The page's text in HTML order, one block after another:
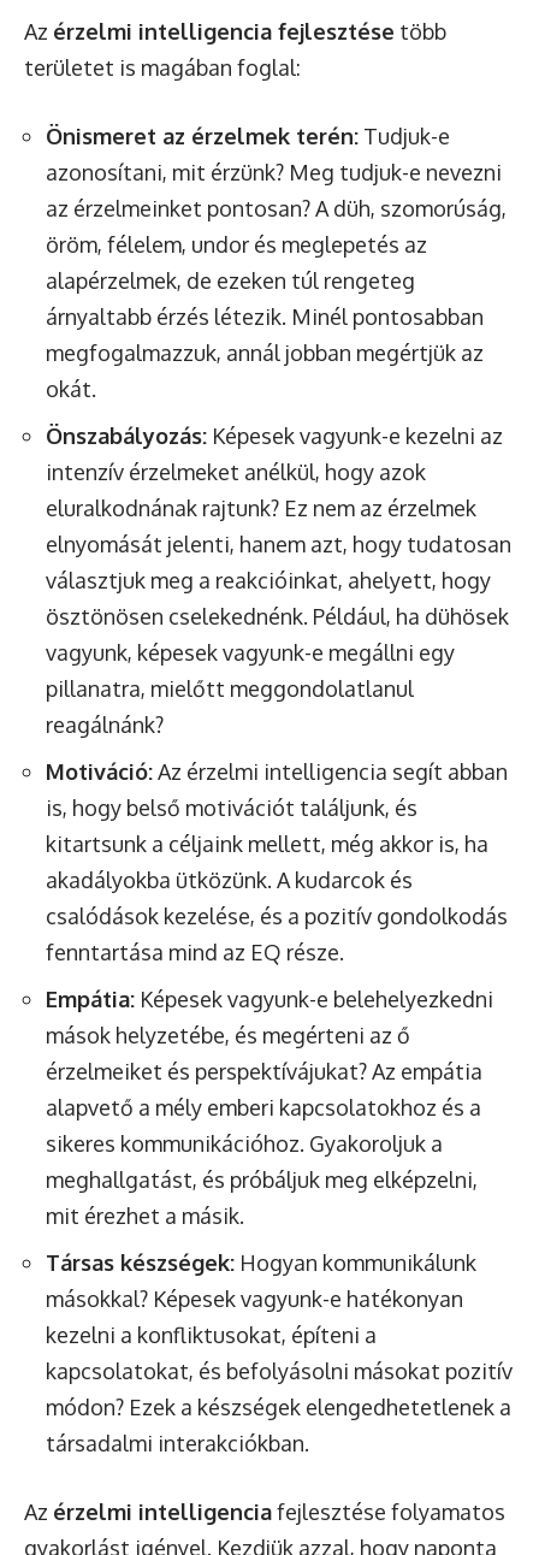
Az érzelmi intelligencia fejlesztése több
területet is magában foglal:
Önismeret az érzelmek terén: Tudjuk-e
azonosítani, mit érzünk? Meg tudjuk-e nevezni
az érzelmeinket pontosan? A düh, szomorúság,
öröm, félelem, undor és meglepetés az
alapérzelmek, de ezeken túl rengeteg
árnyaltabb érzés létezik. Minél pontosabban
megfogalmazzuk, annál jobban megértjük az
okát.
Önszabályozás: Képesek vagyunk-e kezelni az
intenzív érzelmeket anélkül, hogy azok
eluralkodnának rajtunk? Ez nem az érzelmek
elnyomását jelenti, hanem azt, hogy tudatosan
választjuk meg a reakcióinkat, ahelyett, hogy
ösztönösen cselekednénk. Például, ha dühösek
vagyunk, képesek vagyunk-e megállni egy
pillanatra, mielőtt meggondolatlanul
reagálnánk?
Motiváció:Az érzelmi intelligencia segít abban
is, hogy belső motivációt találjunk, és
kitartsunk a céljaink mellett, még akkor is, ha
akadályokba ütközünk. A kudarcok és
csalódások kezelése, és a pozitív gondolkodás
fenntartása mind az EQ része.
Empátia: Képesek vagyunk-e belehelyezkedni
mások helyzetébe, és megérteni az ő
érzelmeiket és perspektívájukat? Az empátia
alapvető a mély emberi kapcsolatokhoz és a
sikeres kommunikációhoz. Gyakoroljuk a
meghallgatást, és próbáljuk meg elképzelni,
mit érezhet a másik.
Társas készségek: Hogyan kommunikálunk
másokkal? Képesek vagyunk-e hatékonyan
kezelni a konfliktusokat, építeni a
kapcsolatokat, és befolyásolni másokat pozitív
módon? Ezek a készségek elengedhetetlenek a
társadalmi interakciókban.
Az érzelmi intelligenciafejlesztése folyamatos
gyakorlást igényel. Kezdjük azzal, hogy naponta